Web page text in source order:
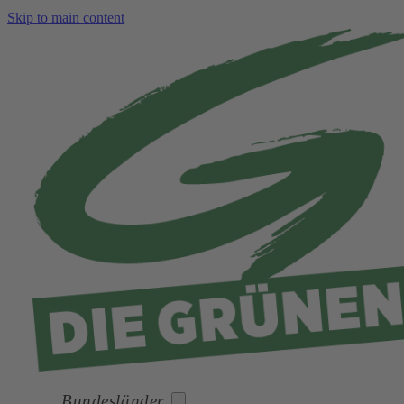
Skip to main content